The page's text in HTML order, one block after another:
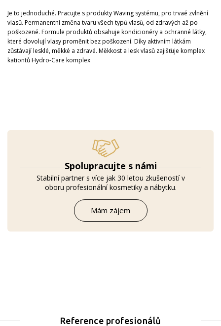
Spolupracujte s námi
Stabilní partner s více jak 30 letou zkušeností v
oboru profesionální kosmetiky a nábytku.
Mám zájem
Je to jednoduché. Pracujte s produkty Waving systému, pro trvaé zvlnění
vlasů. Permanentní změna tvaru všech typů vlasů, od zdravých až po
poškozené. Formule produktů obsahuje kondicionéry a ochranné látky,
které dovolují vlasy proměnit bez poškození. Díky aktivním látkám
zůstávají lesklé, měkké a zdravé. Měkkost a lesk vlasů zajišťuje komplex
kationtů Hydro-Care komplex
Reference profesionálů